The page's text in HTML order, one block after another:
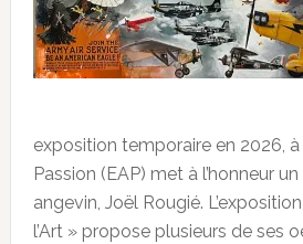
exposition temporaire en 2026, à
Passion (EAP) met à l’honneur
angevin, Joël Rougié.
l’Art » propose plusieurs de ses